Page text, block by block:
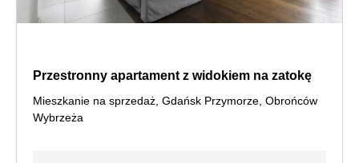
Przestronny apartament z widokiem na zatokę
Mieszkanie na sprzedaż, Gdańsk Przymorze, Obrońców
Wybrzeża